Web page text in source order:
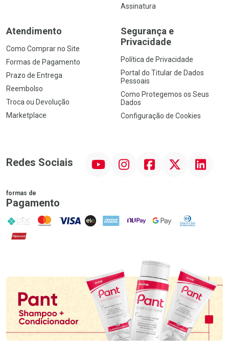
Assinatura
Atendimento
Como Comprar no Site
Formas de Pagamento
Prazo de Entrega
Reembolso
Troca ou Devolução
Marketplace
Segurança e
Privacidade
Política de Privacidade
Portal do Titular de Dados
Pessoais
Como Protegemos os Seus
Dados
Configuração de Cookies
Redes Sociais InstagramFacebookTwitter Linkedin
formas de
Pagamento
PIX MasterCard
VISA ELO AMEX NuPay Google PayDiners Club
Hipercard
Promoção em Destaque